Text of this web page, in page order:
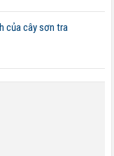
của cây sơn tra